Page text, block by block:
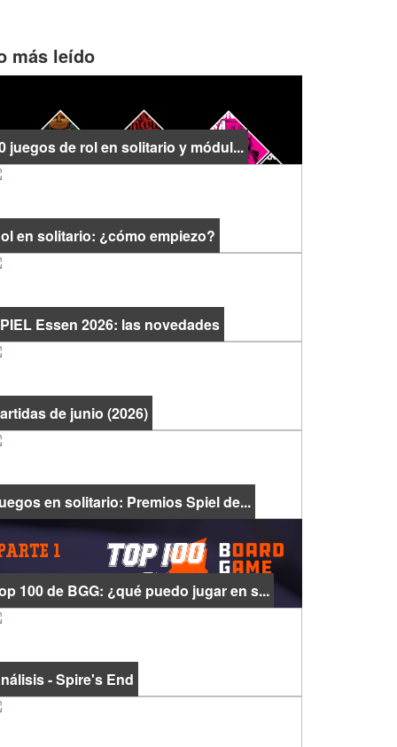
más leído
juegos de rol en solitario y módul...
en solitario: ¿cómo empiezo?
Essen 2026: las novedades
de junio (2026)
en solitario: Premios Spiel de...
100 de BGG: ¿qué puedo jugar en s...
- Spire's End